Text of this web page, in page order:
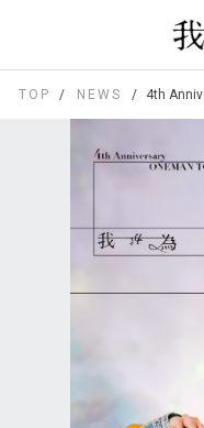
TOP NEWS 4th